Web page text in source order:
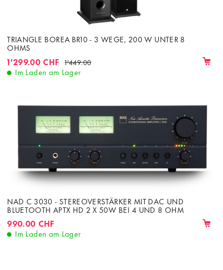
TRIANGLE BOREA BR10 - 3 WEGE, 200 W UNTER 8
OHMS
1'299.00 CHF 1'449.00
Im Laden am Lager
NAD C 3030 - STEREOVERSTÄRKER MIT DAC UND
BLUETOOTH APTX HD 2 X 50W BEI 4 UND 8 OHM
990.00 CHF
Im Laden am Lager